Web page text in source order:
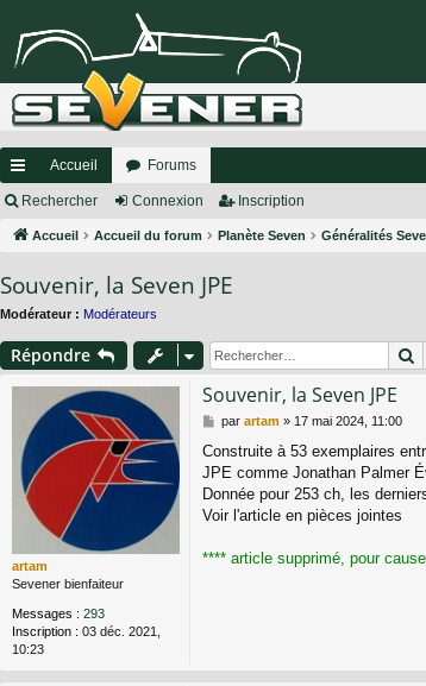
ac
co
ci
s
Accueil Forums
Rechercher Connexion Inscription
Accueil Accueil du forum Planète Seven Généralités
Souvenir, la Seven JPE
Modérateur : Modérateurs
Répondre
artam
Sevener bienfaiteur
Messages : 293
Inscription : 03 déc. 2021,
10:23
Souvenir, la Seven JPE
M
s
s
a
g
par artam» 17 mai 2024, 11:00
Construite à 53 exemplaires
JPE comme Jonathan Palmer
Donnée pour 253 ch, les
Voir l'article en pièces jointes
**** article supprimé, pour